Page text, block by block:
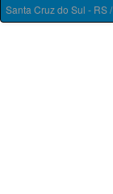
Santa Cruz do Sul - RS